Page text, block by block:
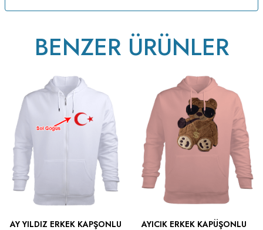
BENZER ÜRÜNLER
AY YILDIZ ERKEK KAPŞONLU
AYICIK ERKEK KAPÜŞONLU